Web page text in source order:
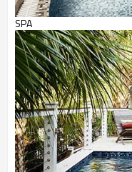
SPA